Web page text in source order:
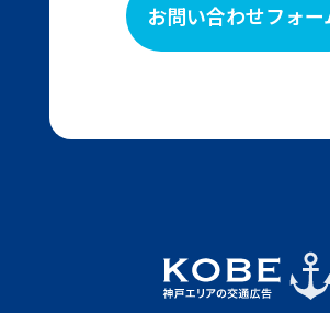
お問い合わせフォー